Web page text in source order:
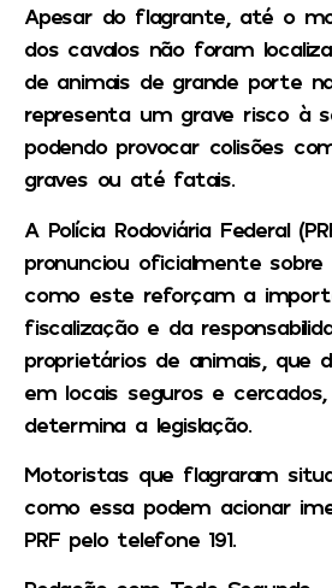
Apesar do flagrante, até o
dos cavalos não foram
de animais de grande porte
representa um grave risco à
podendo provocar colisões
graves ou até fatais.
A Polícia Rodoviária Federal
pronunciou oficialmente sobre
como este reforçam a
fiscalização e da
proprietários de animais, que
em locais seguros e
determina a legislação.
Motoristas que flagraram
como essa podem acionar
PRF pelo telefone 191.